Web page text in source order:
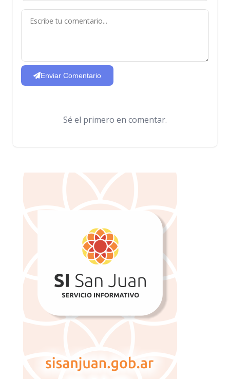
Enviar Comentario
Sé el primero en comentar.